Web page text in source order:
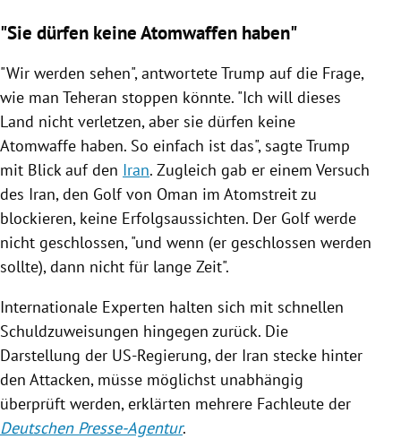
"Sie dürfen keine Atomwaffen haben"
"Wir werden sehen", antworteteTrump auf die Frage,
wie man Teheran stoppen könnte. "Ich will dieses
Land nicht verletzen, aber sie dürfen keine
Atomwaffe haben. So einfach ist das", sagteTrump
mit Blick auf den Iran. Zugleich gab er einem Versuch
des Iran, den Golf von Oman im Atomstreitzu
blockieren, keine Erfolgsaussichten. Der Golf werde
nicht geschlossen, "und wenn (er geschlossen werden
sollte), dann nicht für lange Zeit".
Internationale Experten halten sich mit schnellen
Schuldzuweisungen hingegen zurück. Die
Darstellung der US-Regierung, der Iran stecke hinter
den Attacken, müsse möglichst unabhängig
überprüft werden, erklärten mehrere Fachleute der
Deutschen Presse-Agentur.